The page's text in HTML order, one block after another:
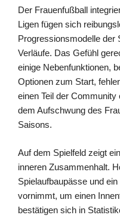
Der Frauenfußball
Ligen fügen sich
Progressionsmodelle der
Verläufe. Das Gefühl
einige Nebenfunktionen,
Optionen zum Start,
einen Teil der
dem Aufschwung des
Saisons.
Auf dem Spielfeld zeigt
inneren Zusammenhalt.
Spielaufbaupässe und
vornimmt, um einen
bestätigen sich in